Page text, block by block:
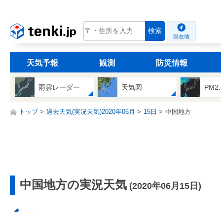
tenki.jp 検索
現在地
天気予報 観測 防災情報
雨雲レーダー 天気図
トップ 過去天気(実況天気)2020年06月 15日 中国地方
中国地方の実況天気 (2020年06月15日)